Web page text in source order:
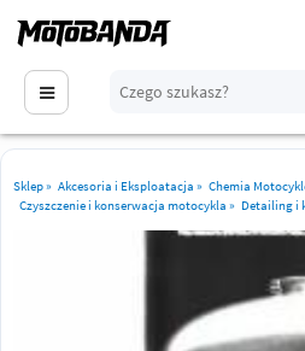
Sklep» Akcesoria i Eksploatacja » Chemia
Czyszczenie i konserwacja motocykla » Detailing i